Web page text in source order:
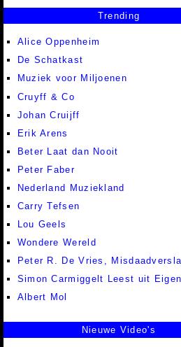
Trending
Alice Oppenheim
De Schatkast
Muziek voor Miljoenen
Cruyff & Co
Johan Cruijff
Erik Arens
Beter Laat dan Nooit
Peter Faber
Nederland Muziekland
Carry Tefsen
Lou Geels
Wondere Wereld
Peter R. De Vries,
Simon Carmiggelt Leest uit
Albert Mol
Nieuwe Video's